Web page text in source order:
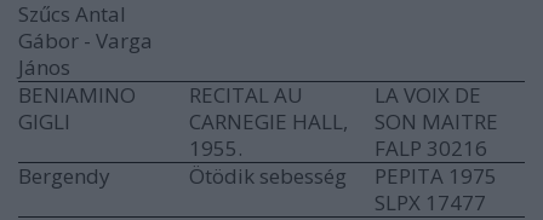
Szűcs Antal
Gábor - Varga
János
BENIAMINO
GIGLI
RECITAL AU
CARNEGIE HALL,
1955.
LA VOIX DE
SON MAITRE
FALP 30216
Bergendy
Ötödik sebesség
PEPITA 1975
SLPX 17477